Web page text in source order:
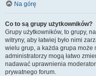
Na górę
Co to są grupy użytkowników?
Grupy użytkowników, to grupy,
witryny, aby łatwiej było nimi
wielu grup, a każda grupa może
administratorzy mogą łatwo
nadawać uprawnienia
prywatnego forum.